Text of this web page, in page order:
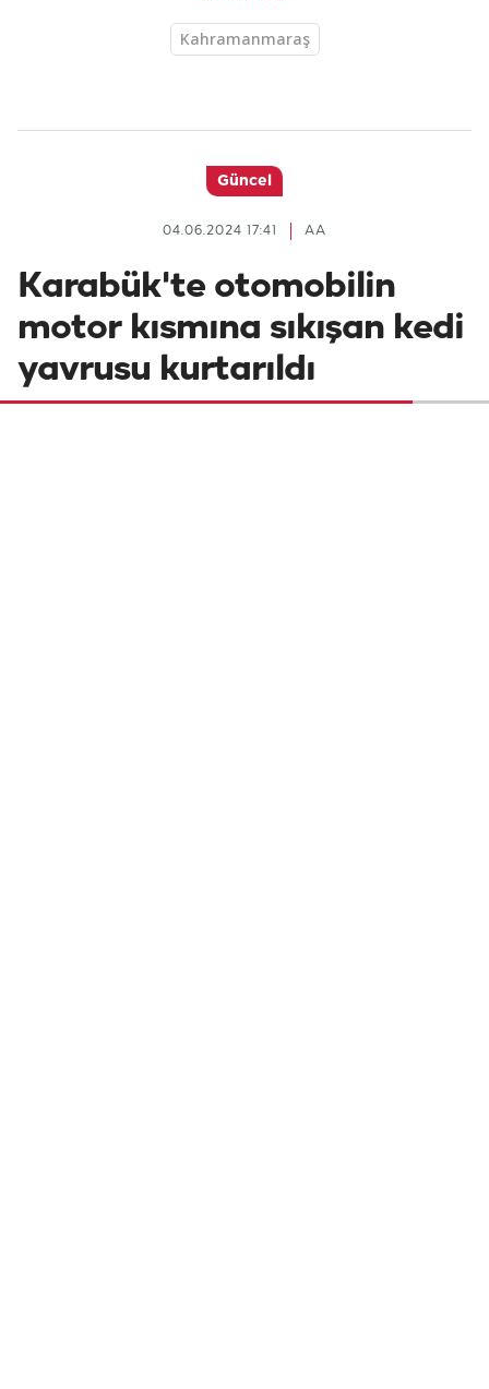
Kahramanmaraş
Güncel
AA
04.06.2024 17:41
Karabük'te otomobilin
motor kısmına sıkışan kedi
yavrusu kurtarıldı